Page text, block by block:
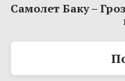
Самолет Баку –